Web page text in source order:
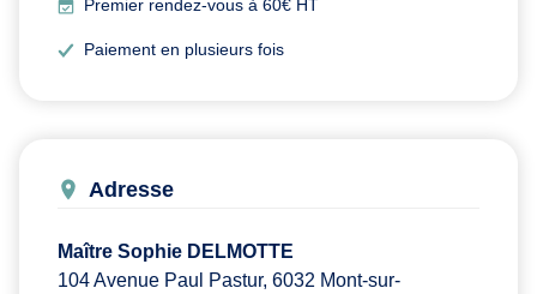
Premier rendez-vous à 60€ HT
Paiement en plusieurs fois
Adresse
Maître Sophie DELMOTTE
104 Avenue Paul Pastur, 6032 Mont-sur-